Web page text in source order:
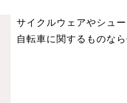
サイクルウェアやシュ
自転車に関するものな